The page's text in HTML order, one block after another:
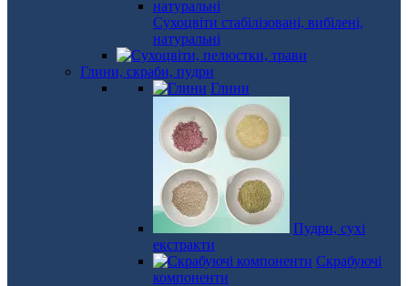
Сухоцвіти стабілізовані, вибілені,
натуральні
Глини, скраби, пудри
Глини
Пудри, сухі
екстракти
Скрабуючі
компоненти